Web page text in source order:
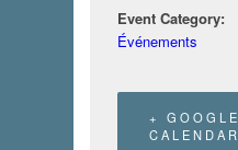
Event Category:
Événements
+ GOOGLE
CALENDAR